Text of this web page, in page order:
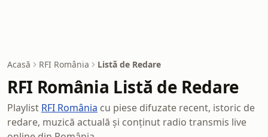
Acasă RFI România Listă de Redare
RFI România Listă de Redare
Playlist RFI România cu piese difuzate recent, istoric de
redare, muzică actuală și conținut radio transmis live